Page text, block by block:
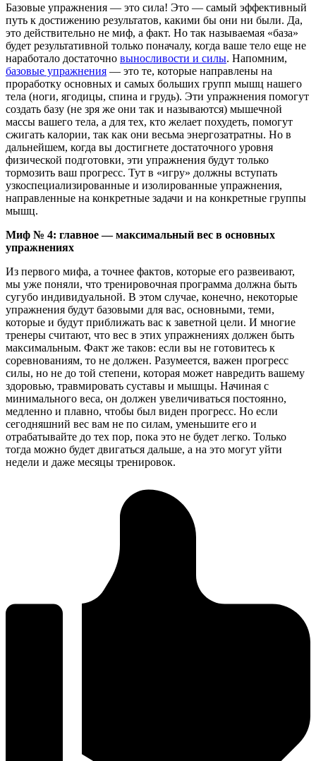
Базовые упражнения — это сила! Это — самый эффективный
путь к достижению результатов, какими бы они ни были. Да,
это действительно не миф, а факт. Но так называемая «база»
будет результативной только поначалу, когда ваше тело еще не
наработало достаточно выносливости и силы. Напомним,
базовые упражнения — это те, которые направлены на
проработку основных и самых больших групп мышц нашего
тела (ноги, ягодицы, спина и грудь). Эти упражнения помогут
создать базу (не зря же они так и называются) мышечной
массы вашего тела, а для тех, кто желает похудеть, помогут
сжигать калории, так как они весьма энергозатратны. Но в
дальнейшем, когда вы достигнете достаточного уровня
физической подготовки, эти упражнения будут только
тормозить ваш прогресс. Тут в «игру» должны вступать
узкоспециализированные и изолированные упражнения,
направленные на конкретные задачи и на конкретные группы
мышц.
Миф № 4: главное — максимальный вес в основных
упражнениях
Из первого мифа, а точнее фактов, которые его развеивают,
мы уже поняли, что тренировочная программа должна быть
сугубо индивидуальной. В этом случае, конечно, некоторые
упражнения будут базовыми для вас, основными, теми,
которые и будут приближать вас к заветной цели. И многие
тренеры считают, что вес в этих упражнениях должен быть
максимальным. Факт же таков: если вы не готовитесь к
соревнованиям, то не должен. Разумеется, важен прогресс
силы, но не до той степени, которая может навредить вашему
здоровью, травмировать суставы и мышцы. Начиная с
минимального веса, он должен увеличиваться постоянно,
медленно и плавно, чтобы был виден прогресс. Но если
сегодняшний вес вам не по силам, уменьшите его и
отрабатывайте до тех пор, пока это не будет легко. Только
тогда можно будет двигаться дальше, а на это могут уйти
недели и даже месяцы тренировок.